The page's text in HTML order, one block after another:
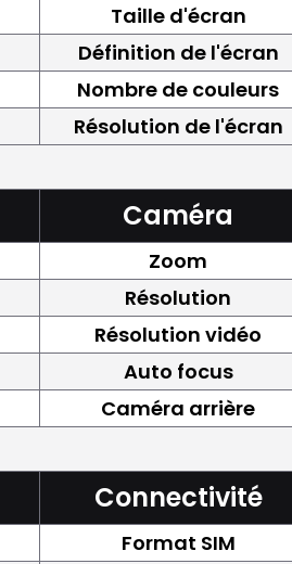
Taille d'écran
Définition de l'écran
Nombre de couleurs
Résolution de l'écran
Caméra
Zoom
Résolution
Résolution vidéo
Auto focus
Caméra arrière
Connectivité
Format SIM